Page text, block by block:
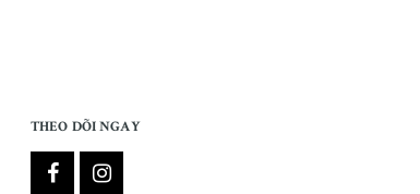
THEO DÕI NGAY